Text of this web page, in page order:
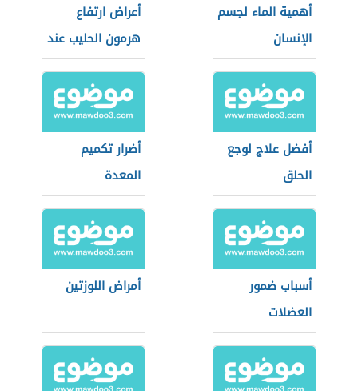
أهمية الماء لجسم
الإنسان
أعراض ارتفاع
هرمون الحليب عند
الرجال
أفضل علاج لوجع
الحلق
أضرار تكميم
المعدة
أسباب ضمور
العضلات
أمراض اللوزتين